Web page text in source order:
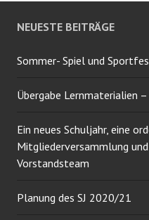
NEUESTE BEITRÄGE
Sommer- Spiel und
Übergabe Lernmaterialien
Ein neues Schuljahr, eine
Mitgliederversammlung
Vorstandsteam
Planung des SJ 2020/21